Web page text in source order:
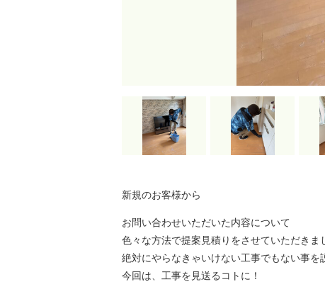
新規のお客様から
お問い合わせいただいた内容について
色々な方法で提案見積りをさせていただきま
絶対にやらなきゃいけない工事でもない事を
今回は、工事を見送るコトに！